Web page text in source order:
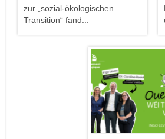
zur „sozial-ökologischen
Transition“ fand...